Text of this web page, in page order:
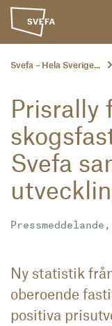
Svefa – Hela Sverige...
Prisrally
Svefa
Ny statistik
oberoende
positiva